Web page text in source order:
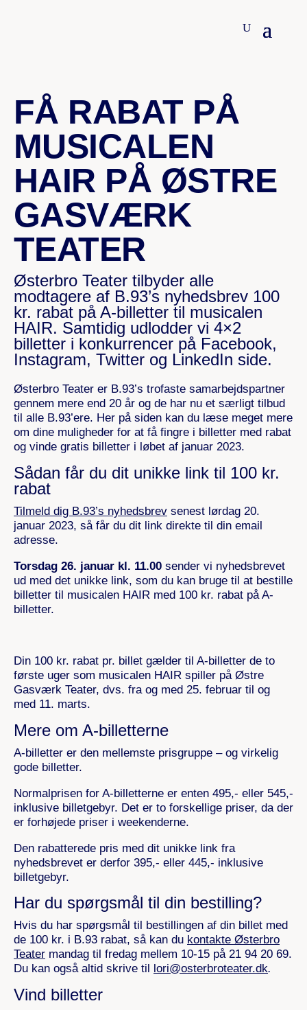
FÅ RABAT PÅ
MUSICALEN
HAIR PÅ ØSTRE
GASVÆRK
TEATER
Østerbro Teater tilbyder alle
modtagere af B.93’s nyhedsbrev 100
kr. rabat på A-billetter til musicalen
HAIR. Samtidig udlodder vi 4×2
billetter i konkurrencer på Facebook,
Instagram, Twitter og LinkedIn side.
Østerbro Teater er B.93’s trofaste samarbejdspartner
gennem mere end 20 år og de har nu et særligt tilbud
til alle B.93’ere. Her på siden kan du læse meget mere
om dine muligheder for at få fingre i billetter med rabat
og vinde gratis billetter i løbet af januar 2023.
Sådan får du dit unikke link til 100 kr.
rabat
Tilmeld dig B.93’s nyhedsbrev senest lørdag 20.
januar 2023, så får du dit link direkte til din email
adresse.
Torsdag 26. januar kl. 11.00 sender vi nyhedsbrevet
ud med det unikke link, som du kan bruge til at bestille
billetter til musicalen HAIR med 100 kr. rabat på A-
billetter.
Din 100 kr. rabat pr. billet gælder til A-billetter de to
første uger som musicalen HAIR spiller på Østre
Gasværk Teater, dvs. fra og med 25. februar til og
med 11. marts.
Mere om A-billetterne
A-billetter er den mellemste prisgruppe – og virkelig
gode billetter.
Normalprisen for A-billetterne er enten 495,- eller 545,-
inklusive billetgebyr. Det er to forskellige priser, da der
er forhøjede priser i weekenderne.
Den rabatterede pris med dit unikke link fra
nyhedsbrevet er derfor 395,- eller 445,- inklusive
billetgebyr.
Har du spørgsmål til din bestilling?
Hvis du har spørgsmål til bestillingen af din billet med
de 100 kr. i B.93 rabat, så kan du kontakte Østerbro
Teater mandag til fredag mellem 10-15 på 21 94 20 69.
Du kan også altid skrive til
lori@osterbroteater.dk.
Vind billetter